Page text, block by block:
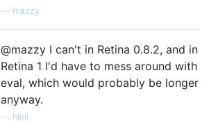
mazzy
@mazzy I can't in Retina 0.8.2, and in
Retina 1 I'd have to mess around with
eval, which would probably be longer
anyway.
— Neil